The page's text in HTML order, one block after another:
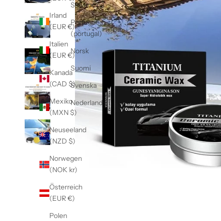
Irland
(EUR €)
Italien
(EUR €)
Kanada
(CAD $)
Mexiko
(MXN $)
Neuseeland
(NZD $)
Norwegen
(NOK kr)
Österreich
(EUR €)
Polen
Slovenčina
Português
(portugal)
Norsk
Suomi
Svenska
Nederlands